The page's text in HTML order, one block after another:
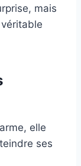
mais
elle
ses